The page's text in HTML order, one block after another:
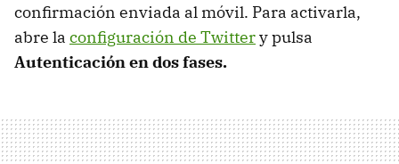
confirmación enviada al móvil. Para activarla,
abre la configuración de Twittery pulsa
Autenticación en dos fases.